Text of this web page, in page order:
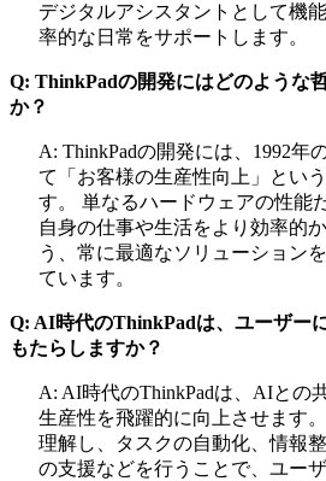
デジタルアシスタントとして機
率的な日常をサポートします。
Q: ThinkPadの開発にはどのような
か？
A: ThinkPadの開発には、1992年
て「お客様の生産性向上」とい
す。 単なるハードウェアの性能
自身の仕事や生活をより効率的
う、常に最適なソリューション
ています。
Q: AI時代のThinkPadは、ユーザー
もたらしますか？
A: AI時代のThinkPadは、AIとの
生産性を飛躍的に向上させます
理解し、タスクの自動化、情報
の支援などを行うことで、ユー